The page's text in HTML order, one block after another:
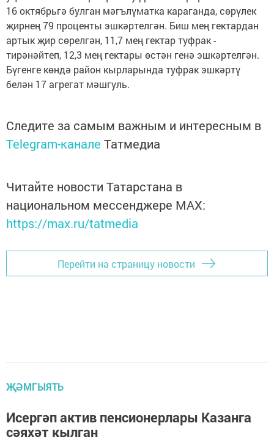
16 октябрьгә булган мәгълүматка караганда, сөрүлек
җирнең 79 проценты эшкәртелгән. Биш мең гектардан
артык җир сөрелгән, 11,7 мең гектар туфрак -
тирәнәйтеп, 12,3 мең гектары өстән генә эшкәртелгән.
Бүгенге көндә район кырларында туфрак эшкәртү
белән 17 агрегат мәшгуль.
Следите за самым важным и интересным в
Telegram-канале Татмедиа
Читайте новости Татарстана в
национальном мессенджере MАХ:
https://max.ru/tatmedia
Перейти на страницу новости
ҖӘМГЫЯТЬ
Исергәп актив пенсионерлары Казанга
сәяхәт кылган